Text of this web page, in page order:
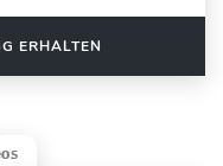
ERHALTEN